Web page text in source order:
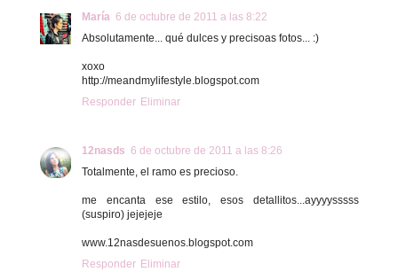
María 6 de octubre de 2011 a las 8:22
Absolutamente... qué dulces y precisoas fotos... :)
xoxo
http://meandmylifestyle.blogspot.com
Responder Eliminar
12nasds 6 de octubre de 2011 a las 8:26
Totalmente, el ramo es precioso.
me encanta ese estilo, esos detallitos...ayyyysssss
(suspiro) jejejeje
www.12nasdesuenos.blogspot.com
Responder Eliminar